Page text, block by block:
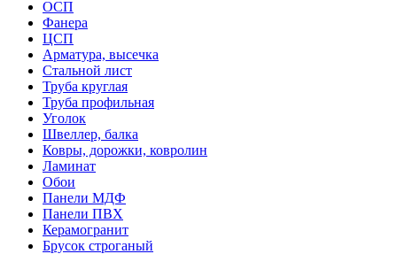
ОСП
Фанера
ЦСП
Арматура, высечка
Стальной лист
Труба круглая
Труба профильная
Уголок
Швеллер, балка
Ковры, дорожки, ковролин
Ламинат
Обои
Панели МДФ
Панели ПВХ
Керамогранит
Брусок строганый